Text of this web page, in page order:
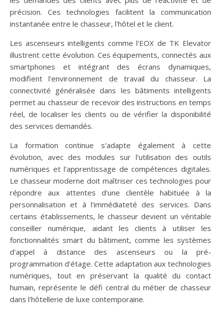
précision. Ces technologies facilitent la communication
instantanée entre le chasseur, l'hôtel et le client.
Les ascenseurs intelligents comme l'EOX de TK Elevator
illustrent cette évolution. Ces équipements, connectés aux
smartphones et intégrant des écrans dynamiques,
modifient l'environnement de travail du chasseur. La
connectivité généralisée dans les bâtiments intelligents
permet au chasseur de recevoir des instructions en temps
réel, de localiser les clients ou de vérifier la disponibilité
des services demandés.
La formation continue s'adapte également à cette
évolution, avec des modules sur l'utilisation des outils
numériques et l'apprentissage de compétences digitales.
Le chasseur moderne doit maîtriser ces technologies pour
répondre aux attentes d'une clientèle habituée à la
personnalisation et à l'immédiateté des services. Dans
certains établissements, le chasseur devient un véritable
conseiller numérique, aidant les clients à utiliser les
fonctionnalités smart du bâtiment, comme les systèmes
d'appel à distance des ascenseurs ou la pré-
programmation d'étage. Cette adaptation aux technologies
numériques, tout en préservant la qualité du contact
humain, représente le défi central du métier de chasseur
dans l'hôtellerie de luxe contemporaine.